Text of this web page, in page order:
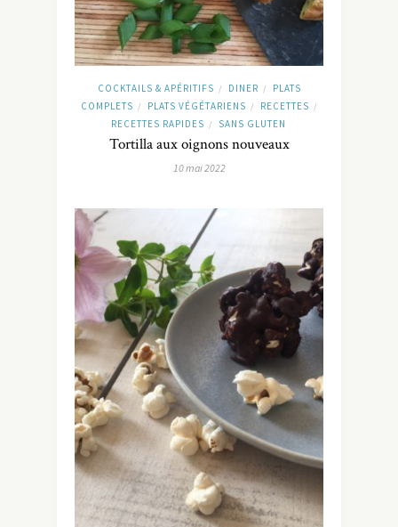
COCKTAILS & APÉRITIFS / DINER /
PLATS
COMPLETS / PLATS VÉGÉTARIENS / RECETTES /
RECETTES RAPIDES / SANS GLUTEN
Tortilla aux oignons nouveaux
10 mai 2022